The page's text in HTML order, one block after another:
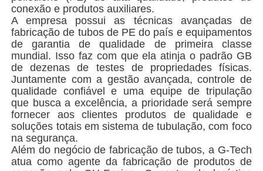
conexão e produtos auxiliares.
A empresa possui as técnicas avançadas de
fabricação de tubos de PE do país e equipamentos
de garantia de qualidade de primeira classe
mundial. Isso faz com que ela atinja o padrão GB
de dezenas de testes de propriedades físicas.
Juntamente com a gestão avançada, controle de
qualidade confiável e uma equipe de tripulação
que busca a excelência, a prioridade será sempre
fornecer aos clientes produtos de qualidade e
soluções totais em sistema de tubulação, com foco
na segurança.
Além do negócio de fabricação de tubos, a G-Tech
atua como agente da fabricação de produtos de